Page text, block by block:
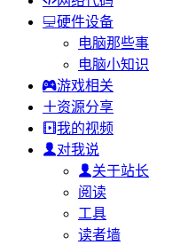
硬件设备
电脑那些事
电脑小知识
游戏相关
资源分享
我的视频
对我说
关于站长
阅读
工具
读者墙